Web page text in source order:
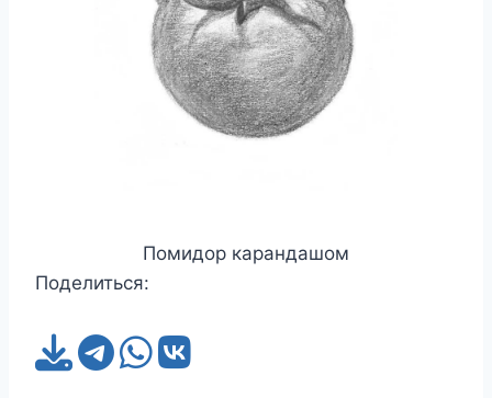
Помидор карандашом
Поделиться: